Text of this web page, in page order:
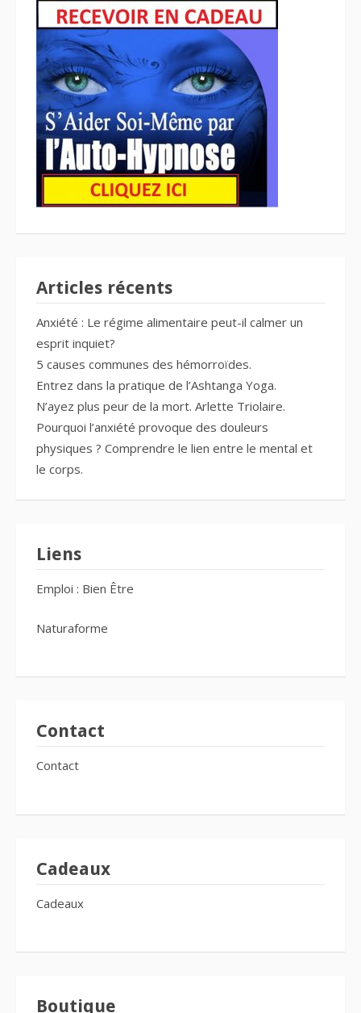
Articles récents
Anxiété : Le régime alimentaire peut-il calmer un
esprit inquiet?
5 causes communes des hémorroïdes.
Entrez dans la pratique de l’Ashtanga Yoga.
N’ayez plus peur de la mort. Arlette Triolaire.
Pourquoi l’anxiété provoque des douleurs
physiques ? Comprendre le lien entre le mental et
le corps.
Liens
Emploi : Bien Être
Naturaforme
Contact
Contact
Cadeaux
Cadeaux
Boutique